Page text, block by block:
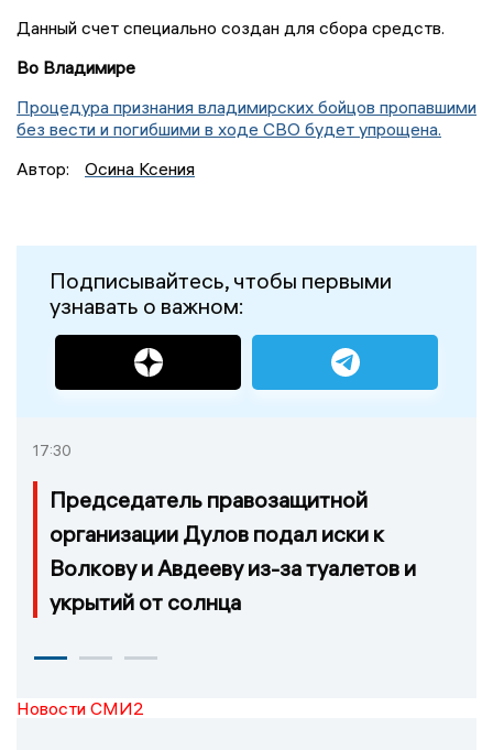
Данный счет специально создан для сбора средств.
Во Владимире
Процедура признания владимирских бойцов пропавшими
без вести и погибшими в ходе СВО будет упрощена.
Автор:
Осина Ксения
Подписывайтесь, чтобы первыми
узнавать о важном:
17:30
Председатель правозащитной
организации Дулов подал иски к
Волкову и Авдееву из-за туалетов и
укрытий от солнца
Новости СМИ2